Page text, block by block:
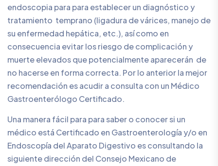
endoscopia para para establecer un diagnóstico y
tratamiento temprano (ligadura de várices, manejo de
su enfermedad hepática, etc.), así como en
consecuencia evitar los riesgo de complicación y
muerte elevados que potencialmente aparecerán de
no hacerse en forma correcta. Por lo anterior la mejor
recomendación es acudir a consulta con un Médico
Gastroenterólogo Certificado.
Una manera fácil para para saber o conocer si un
médico está Certificado en Gastroenterología y/o en
Endoscopía del Aparato Digestivo es consultando la
siguiente dirección del Consejo Mexicano de